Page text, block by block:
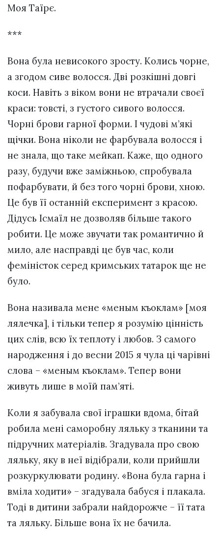
Моя Таїрє.
***
Вона була невисокого зросту. Колись чорне,
а згодом сиве волосся. Дві розкішні довгі
коси. Навіть з віком вони не втрачали своєї
краси: товсті, з густого сивого волосся.
Чорні брови гарної форми. І чудові м’які
щічки. Вона ніколи не фарбувала волосся і
не знала, що таке мейкап. Каже, що одного
разу, будучи вже заміжньою, спробувала
пофарбувати, й без того чорні брови, хною.
Це був її останній експеримент з красою.
Дідусь Ісмаїл не дозволяв більше такого
робити. Це може звучати так романтично й
мило, але насправді це був час, коли
феміністок серед кримських татарок ще не
було.
Вона називала мене «меным къоклам» [моя
лялечка], і тільки тепер я розумію цінність
цих слів, всю їх теплоту і любов. З самого
народження і до весни 2015 я чула ці чарівні
слова – «меным къоклам». Тепер вони
живуть лише в моїй пам’яті.
Коли я забувала свої іграшки вдома, бітай
робила мені саморобну ляльку з тканини та
підручних матеріалів. Згадувала про свою
ляльку, яку в неї відібрали, коли прийшли
розкуркулювати родину. «Вона була гарна і
вміла ходити» – згадувала бабуся і плакала.
Тоді в дитини забрали найдорожче – її тата
та ляльку. Більше вона їх не бачила.